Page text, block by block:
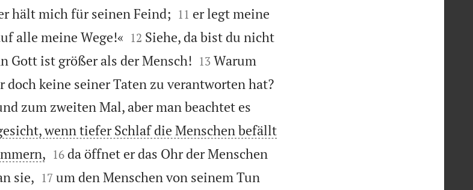
hält mich für seinen Feind;
11 er legt meine
alle meine Wege!«
12 Siehe, da bist du nicht
Gott ist größer als der Mensch!
13 Warum
keine seiner Taten zu verantworten hat?
zum zweiten Mal, aber man beachtet es
wenn tiefer Schlaf die Menschen befällt

16 da öffnet er das Ohr der Menschen
sie,
17 um den Menschen von seinem Tun